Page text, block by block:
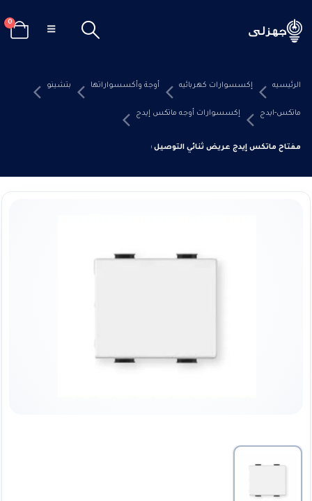
0
الرئيسيه إكسسوارات كهربائيه أوجة وأكسسواراتها بتشينو
ماتكس-ايدج إكسسوارات أوجه ماتكس إيدج
مفتاح ماتكس إيدج عريض ثنائي التوصيل (ديفياتير) وأحادي القطبية